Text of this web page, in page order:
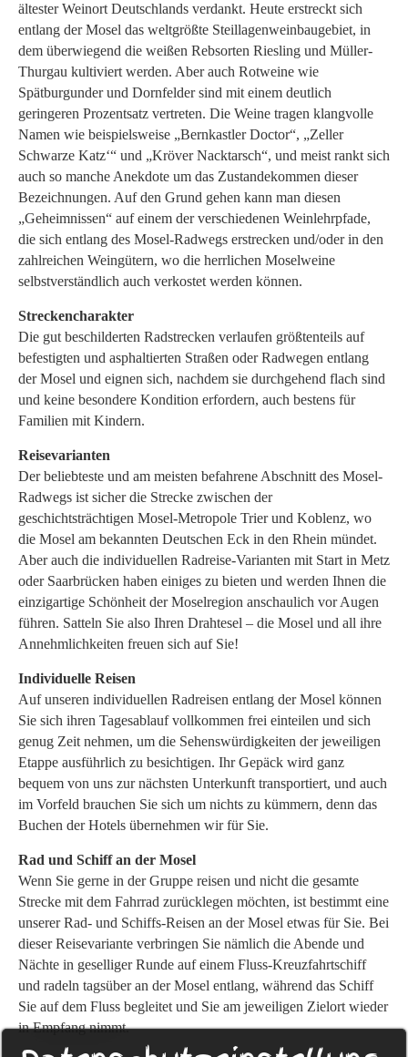
ältester Weinort Deutschlands verdankt. Heute erstreckt sich
entlang der Mosel das weltgrößte Steillagenweinbaugebiet, in
dem überwiegend die weißen Rebsorten Riesling und Müller-
Thurgau kultiviert werden. Aber auch Rotweine wie
Spätburgunder und Dornfelder sind mit einem deutlich
geringeren Prozentsatz vertreten. Die Weine tragen klangvolle
Namen wie beispielsweise „Bernkastler Doctor“, „Zeller
Schwarze Katz‘“ und „Kröver Nacktarsch“, und meist rankt sich
auch so manche Anekdote um das Zustandekommen dieser
Bezeichnungen. Auf den Grund gehen kann man diesen
„Geheimnissen“ auf einem der verschiedenen Weinlehrpfade,
die sich entlang des Mosel-Radwegs erstrecken und/oder in den
zahlreichen Weingütern, wo die herrlichen Moselweine
selbstverständlich auch verkostet werden können.
Streckencharakter
Die gut beschilderten Radstrecken verlaufen größtenteils auf
befestigten und asphaltierten Straßen oder Radwegen entlang
der Mosel und eignen sich, nachdem sie durchgehend flach sind
und keine besondere Kondition erfordern, auch bestens für
Familien mit Kindern.
Reisevarianten
Der beliebteste und am meisten befahrene Abschnitt des Mosel-
Radwegs ist sicher die Strecke zwischen der
geschichtsträchtigen Mosel-Metropole Trier und Koblenz, wo
die Mosel am bekannten Deutschen Eck in den Rhein mündet.
Aber auch die individuellen Radreise-Varianten mit Start in Metz
oder Saarbrücken haben einiges zu bieten und werden Ihnen die
einzigartige Schönheit der Moselregion anschaulich vor Augen
führen. Satteln Sie also Ihren Drahtesel – die Mosel und all ihre
Annehmlichkeiten freuen sich auf Sie!
Individuelle Reisen
Auf unseren individuellen Radreisen entlang der Mosel können
Sie sich ihren Tagesablauf vollkommen frei einteilen und sich
genug Zeit nehmen, um die Sehenswürdigkeiten der jeweiligen
Etappe ausführlich zu besichtigen. Ihr Gepäck wird ganz
bequem von uns zur nächsten Unterkunft transportiert, und auch
im Vorfeld brauchen Sie sich um nichts zu kümmern, denn das
Buchen der Hotels übernehmen wir für Sie.
Rad und Schiff an der Mosel
Wenn Sie gerne in der Gruppe reisen und nicht die gesamte
Strecke mit dem Fahrrad zurücklegen möchten, ist bestimmt eine
unserer Rad- und Schiffs-Reisen an der Mosel etwas für Sie. Bei
dieser Reisevariante verbringen Sie nämlich die Abende und
Nächte in geselliger Runde auf einem Fluss-Kreuzfahrtschiff
und radeln tagsüber an der Mosel entlang, während das Schiff
Sie auf dem Fluss begleitet und Sie am jeweiligen Zielort wieder
in Empfang nimmt.